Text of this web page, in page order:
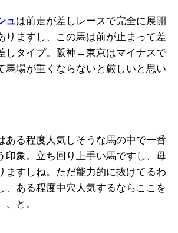
ュは前走が差しレースで完全に展開
りますし、この馬は前が止まって差
しタイプ。阪神→東京はマイナスで
馬場が重くならないと厳しいと思い
ある程度人気しそうな馬の中で一番
印象。立ち回り上手い馬ですし、母
ますしね。ただ能力的に抜けてるわ
、ある程度中穴人気するならここを
と。